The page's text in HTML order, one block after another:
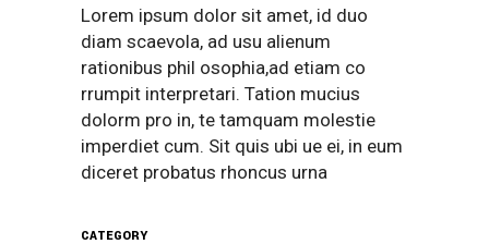
Lorem ipsum dolor sit amet, id duo
diam scaevola, ad usu alienum
rationibus phil osophia,ad etiam co
rrumpit interpretari. Tation mucius
dolorm pro in, te tamquam molestie
imperdiet cum. Sit quis ubi ue ei, in eum
diceret probatus rhoncus urna
CATEGORY